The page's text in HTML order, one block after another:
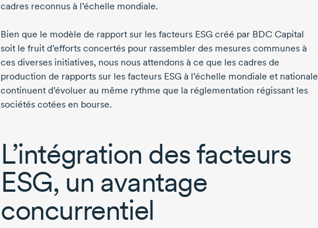
cadres reconnus à l’échelle mondiale.
Bien que le modèle de rapport sur les facteurs ESG créé par BDC Capital
soit le fruit d’efforts concertés pour rassembler des mesures communes à
ces diverses initiatives, nous nous attendons à ce que les cadres de
production de rapports sur les facteurs ESG à l’échelle mondiale et nationale
continuent d’évoluer au même rythme que la réglementation régissant les
sociétés cotées en bourse.
L’intégration des facteurs
ESG, un avantage
concurrentiel